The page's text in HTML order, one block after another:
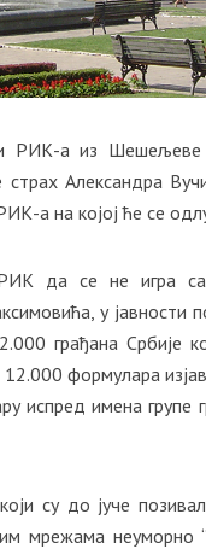
РИК-а из
страх Александра
а на којој ће се
да се не игра
у јавности
грађана Србије
12.000 формулара
испред имена групе
су до јуче
мрежама неуморно